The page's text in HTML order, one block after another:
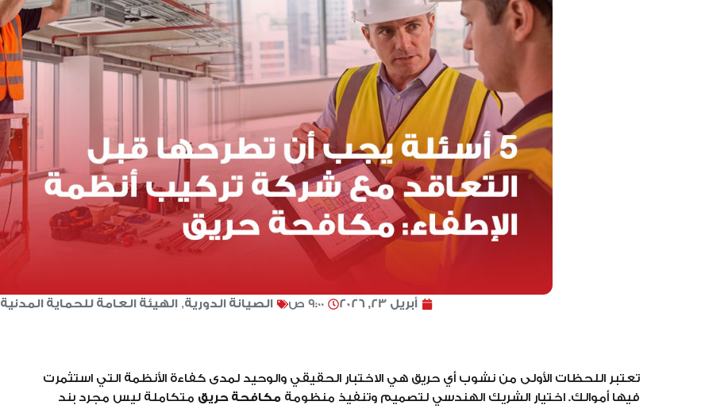
أبريل 23, 2026 9:00 ص الصيانة الدورية,الهيئة العامة للحماية المدنية
تعتبر اللحظات الأولى من نشوب أي حريق هي الاختبار الحقيقي والوحيد لمدى كفاءة الأنظمة التي استثمرت
فيها أموالك. اختيار الشريك الهندسي لتصميم وتنفيذ منظومة مكافحة حريق متكاملة ليس مجرد بند